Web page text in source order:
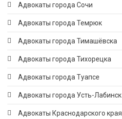
Адвокаты города Сочи
Адвокаты города Темрюк
Адвокаты города Тимашёвска
Адвокаты города Тихорецка
Адвокаты города Туапсе
Адвокаты города Усть-Лабинск
Адвокаты Краснодарского края